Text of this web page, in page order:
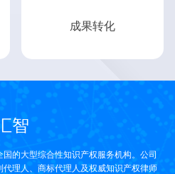
成果转化
智
的大型综合性知识产权服务机构。公司
理人、商标代理人及权威知识产权律师